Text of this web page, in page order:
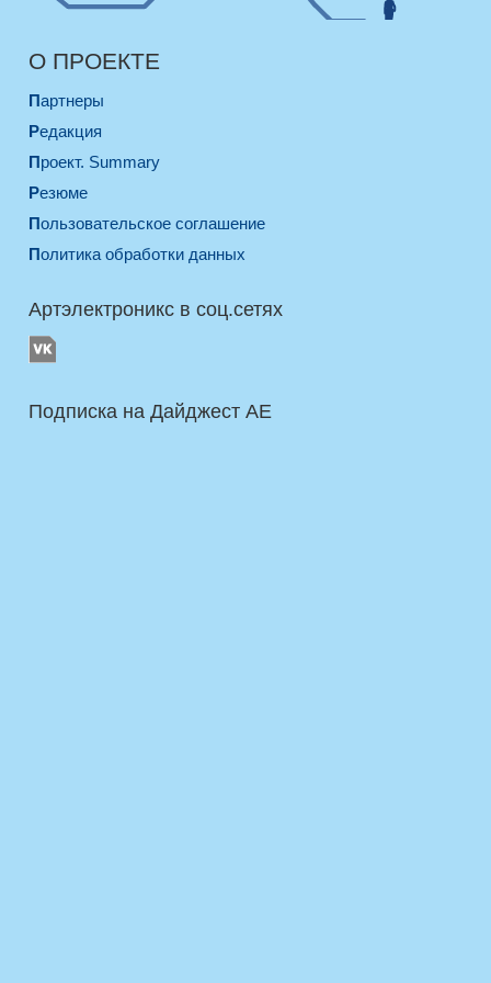
О ПРОЕКТЕ
Партнеры
Редакция
Проект. Summary
Резюме
Пользовательское соглашение
Политика обработки данных
Артэлектроникс в соц.сетях
Подписка на Дайджест AE